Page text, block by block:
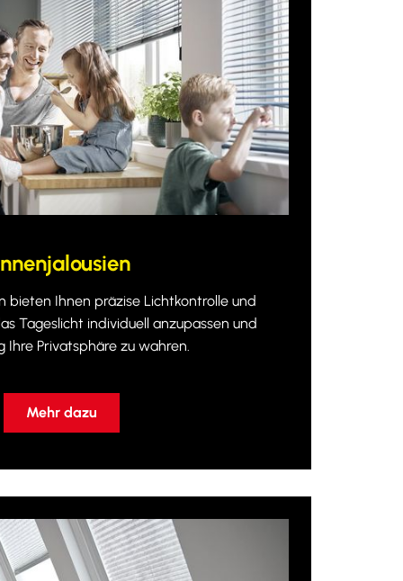
bieten Ihnen präzise Lichtkontrolle und
Tageslicht individuell anzupassen und
Ihre Privatsphäre zu wahren.
Mehr dazu